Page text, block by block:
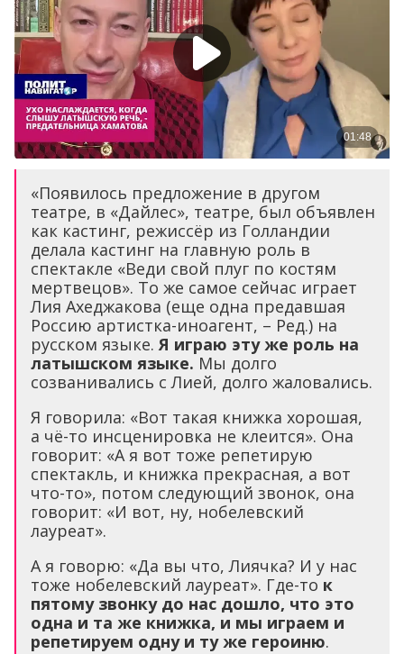
«Появилось предложение в другом
театре, в «Дайлес», театре, был объявлен
как кастинг, режиссёр из Голландии
делала кастинг на главную роль в
спектакле «Веди свой плуг по костям
мертвецов». То же самое сейчас играет
Лия Ахеджакова (еще одна предавшая
Россию артистка-иноагент, – Ред.) на
русском языке. Я играю эту же роль на
латышском языке. Мы долго
созванивались с Лией, долго жаловались.
Я говорила: «Вот такая книжка хорошая,
а чё-то инсценировка не клеится». Она
говорит: «А я вот тоже репетирую
спектакль, и книжка прекрасная, а вот
что-то», потом следующий звонок, она
говорит: «И вот, ну, нобелевский
лауреат».
А я говорю: «Да вы что, Лиячка? И у нас
тоже нобелевский лауреат». Где-то к
пятому звонку до нас дошло, что это
одна и та же книжка, и мы играем и
репетируем одну и ту же героиню.